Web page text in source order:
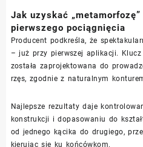
Jak uzyskać
pierwszego pociągnięcia
Producent podkreśla, że
– już przy pierwszej aplikacji.
została zaprojektowana do
rzęs, zgodnie z naturalnym
Najlepsze rezultaty daje
konstrukcji i dopasowaniu do
od jednego kącika do drugiego,
kierując się ku końcówkom.